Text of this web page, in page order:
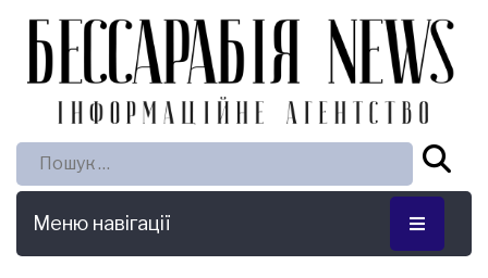
Пошук:
Меню навігації